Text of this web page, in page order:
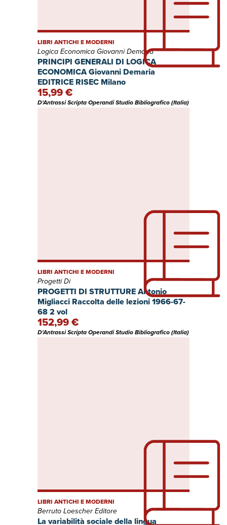
PRINCIPI GENERALI DI LOGICA
ECONOMICA Giovanni Demaria
EDITRICE RISEC Milano
LIBRI ANTICHI E MODERNI
Logica Economica Giovanni Demaria
15,99 €
D'Antrassi Scripta Operandi Studio Bibliografico (Italia)
PROGETTI DI STRUTTURE Antonio
Migliacci Raccolta delle lezioni 1966-67-
68 2 vol
LIBRI ANTICHI E MODERNI
Progetti Di
152,99 €
D'Antrassi Scripta Operandi Studio Bibliografico (Italia)
La variabilità sociale della lingua
LIBRI ANTICHI E MODERNI
Berruto Loescher Editore